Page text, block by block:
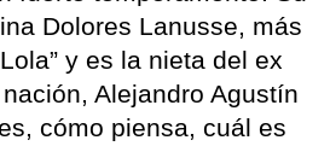
Dolores Lanusse, más
y es la nieta del ex
Alejandro Agustín
cómo piensa, cuál es